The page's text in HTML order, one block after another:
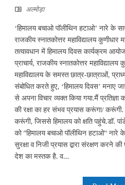
अल्‍मोड़ा
‘हिमालय बचाओ पॉलीथिन हटाओ’ नारे के
राजकीय स्नातकोत्तर महाविद्यालय कुणीधार
तत्वावधान में हिमालय दिवस कार्यक्रम
प्राचार्य, राजकीय स्नातकोत्तर महाविद्यालय
महाविद्यालय के समस्त छात्र-छात्राओं,
संबोधित करते हुए, ‘हिमालय दिवस’ मनाए
से अपना विचार व्यक्त किया गया.मैं
की रक्षा का हर संभव प्रयास करूंगा/
करूंगी, जिससे हिमालय को क्षति पहुंचे.डॉ.
को "हिमालय बचाओ पॉलीथिन हटाओ" नारे
सुरक्षा व निजी प्रयास द्वारा संरक्षण करने की
देश का मस्तक है. व...